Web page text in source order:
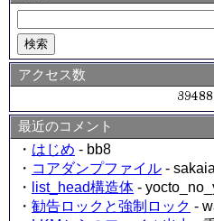
アクセス数
最近のコメント
・ はじめ - bb8
・ コアダンプファイル - sakaia
・
list_head構造体 -
・ 勧告ロックと強制ロック -